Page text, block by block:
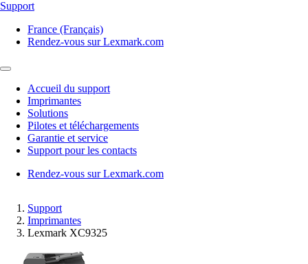
Support
France (Français)
Rendez-vous sur Lexmark.com
Accueil du support
Imprimantes
Solutions
Pilotes et téléchargements
Garantie et service
Support pour les contacts
Rendez-vous sur Lexmark.com
Support
Imprimantes
Lexmark XC9325